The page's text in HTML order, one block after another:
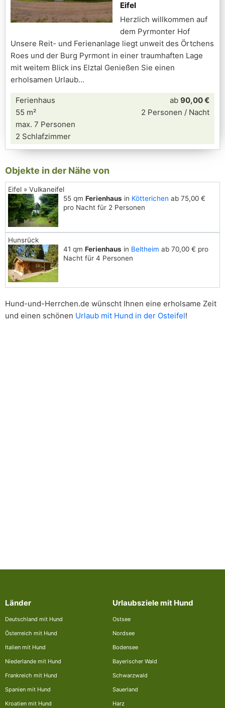
Eifel
Herzlich willkommen auf
dem Pyrmonter Hof
Unsere Reit- und Ferienanlage liegt unweit des Örtchens
Roes und der Burg Pyrmont in einer traumhaften Lage
mit weitem Blick ins Elztal Genießen Sie einen
erholsamen Urlaub
Ferienhaus
55 m²
max. 7 Personen
2 Schlafzimmer
ab 90,00 €
2 Personen / Nacht
Objekte in der Nähe von
Eifel » Vulkaneifel
55 qm Ferienhaus in Kötterichen ab 75,00 €
pro Nacht für 2 Personen
Hunsrück
41 qm Ferienhaus in Beltheim ab 70,00 € pro
Nacht für 4 Personen
Hund-und-Herrchen.de wünscht Ihnen eine erholsame Zeit
und einen schönen Urlaub mit Hund in der Osteifel!
Länder
Deutschland mit Hund
Österreich mit Hund
Italien mit Hund
Niederlande mit Hund
Frankreich mit Hund
Spanien mit Hund
Kroatien mit Hund
Urlaubsziele mit Hund
Ostsee
Nordsee
Bodensee
Bayerischer Wald
Schwarzwald
Sauerland
Harz